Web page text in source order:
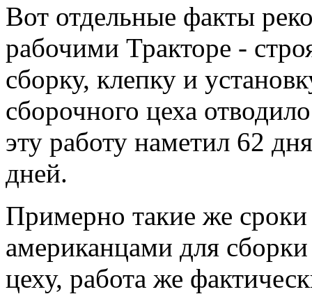
Вот отдельные факты
рабочими Тракторе -
сборку, клепку и
сборочного цеха
эту работу наметил 62
дней.
Примерно такие же
американцами для
цеху, работа же